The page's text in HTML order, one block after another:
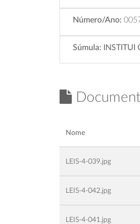
Número/Ano:
Súmula:
Nome
LEIS-4-039.jpg
LEIS-4-042.jpg
LEIS-4-041.jpg